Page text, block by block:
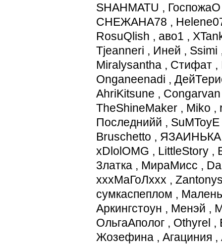
SHAHMATU , ГоспожаО
СНЕЖАНА78 ,
RosuQlish , аво1 ,
Tjeanneri , Иней , Ssimi
Miralysantha , Стифат ,
Onganeenadi ,
AhriKitsune , Congarvan
TheShineMaker , Miko ,
Последнийй , SuMToyE
Bruschetto , ЯЗАИНЬКА
xDlolOMG , LittleStory ,
3латка , МираМисс ,
хххМаГоЛххх ,
сумкаспеплом ,
Аркингстоун , Менэй ,
ОльгаАполог , Othyrel ,
Жозефина , Агациния ,